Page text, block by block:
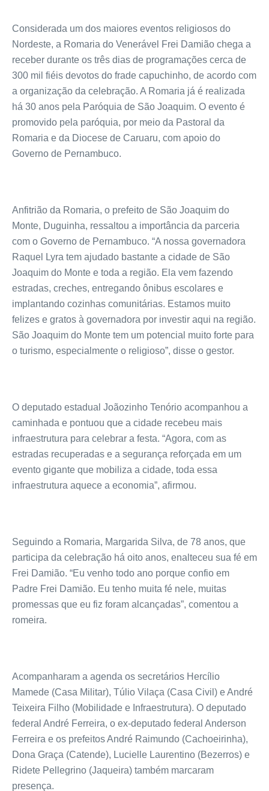
Considerada um dos maiores eventos religiosos do
Nordeste, a Romaria do Venerável Frei Damião chega a
receber durante os três dias de programações cerca de
300 mil fiéis devotos do frade capuchinho, de acordo com
a organização da celebração. A Romaria já é realizada
há 30 anos pela Paróquia de São Joaquim. O evento é
promovido pela paróquia, por meio da Pastoral da
Romaria e da Diocese de Caruaru, com apoio do
Governo de Pernambuco.
Anfitrião da Romaria, o prefeito de São Joaquim do
Monte, Duguinha, ressaltou a importância da parceria
com o Governo de Pernambuco. “A nossa governadora
Raquel Lyra tem ajudado bastante a cidade de São
Joaquim do Monte e toda a região. Ela vem fazendo
estradas, creches, entregando ônibus escolares e
implantando cozinhas comunitárias. Estamos muito
felizes e gratos à governadora por investir aqui na região.
São Joaquim do Monte tem um potencial muito forte para
o turismo, especialmente o religioso”, disse o gestor.
O deputado estadual Joãozinho Tenório acompanhou a
caminhada e pontuou que a cidade recebeu mais
infraestrutura para celebrar a festa. “Agora, com as
estradas recuperadas e a segurança reforçada em um
evento gigante que mobiliza a cidade, toda essa
infraestrutura aquece a economia”, afirmou.
Seguindo a Romaria, Margarida Silva, de 78 anos, que
participa da celebração há oito anos, enalteceu sua fé em
Frei Damião. “Eu venho todo ano porque confio em
Padre Frei Damião. Eu tenho muita fé nele, muitas
promessas que eu fiz foram alcançadas”, comentou a
romeira.
Acompanharam a agenda os secretários Hercílio
Mamede (Casa Militar), Túlio Vilaça (Casa Civil) e André
Teixeira Filho (Mobilidade e Infraestrutura). O deputado
federal André Ferreira, o ex-deputado federal Anderson
Ferreira e os prefeitos André Raimundo (Cachoeirinha),
Dona Graça (Catende), Lucielle Laurentino (Bezerros) e
Ridete Pellegrino (Jaqueira) também marcaram
presença.